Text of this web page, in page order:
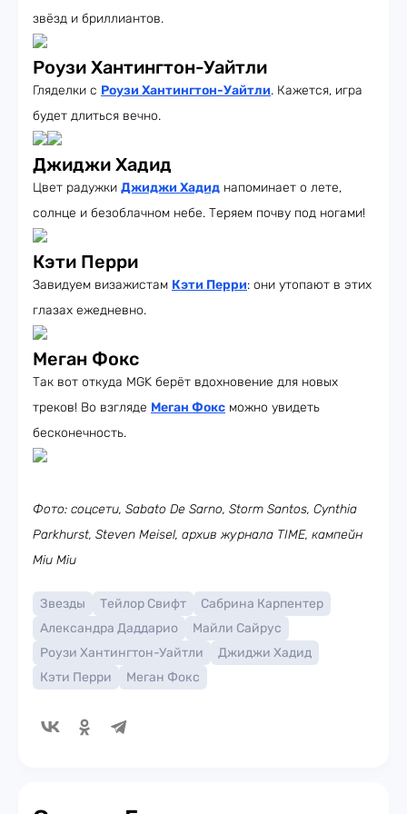
звёзд и бриллиантов.
Роузи Хантингтон-Уайтли
Гляделки с Роузи Хантингтон-Уайтли. Кажется, игра
будет длиться вечно.
Джиджи Хадид
Цвет радужки Джиджи Хадид напоминает о лете,
солнце и безоблачном небе. Теряем почву под ногами!
Кэти Перри
Завидуем визажистам Кэти Перри: они утопают в этих
глазах ежедневно.
Меган Фокс
Так вот откуда MGK берёт вдохновение для новых
треков! Во взгляде Меган Фокс можно увидеть
бесконечность.
Фото: соцсети, Sabato De Sarno, Storm Santos, Cynthia
Parkhurst, Steven Meisel, архив журнала TIME, кампейн
Miu Miu
Звезды Тейлор Свифт
Сабрина Карпентер
Александра Даддарио
Майли Сайрус
Роузи Хантингтон-Уайтли
Джиджи Хадид
Кэти Перри
Меган Фокс